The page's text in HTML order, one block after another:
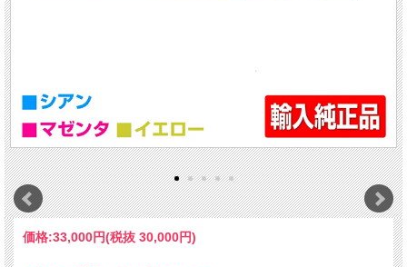
価格:33,000円(税抜 30,000円)